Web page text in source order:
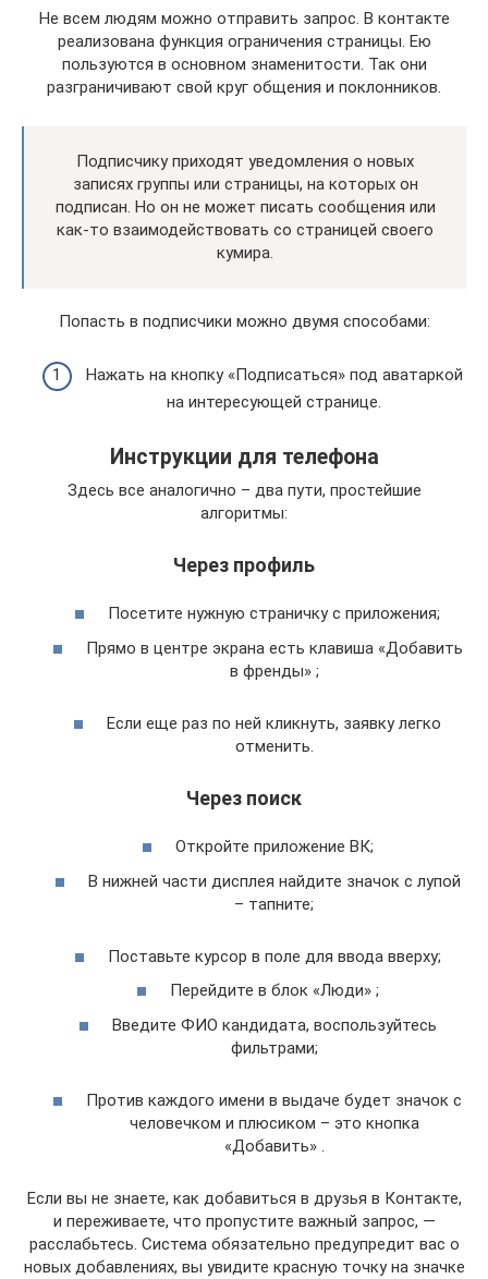
Не всем людям можно отправить запрос. В контакте
реализована функция ограничения страницы. Ею
пользуются в основном знаменитости. Так они
разграничивают свой круг общения и поклонников.
Подписчику приходят уведомления о новых
записях группы или страницы, на которых он
подписан. Но он не может писать сообщения или
как-то взаимодействовать со страницей своего
кумира.
Попасть в подписчики можно двумя способами:
Нажать на кнопку «Подписаться» под аватаркой
на интересующей странице.
Инструкции для телефона
Здесь все аналогично – два пути, простейшие
алгоритмы:
Через профиль
Посетите нужную страничку с приложения;
Прямо в центре экрана есть клавиша «Добавить
в френды» ;
Если еще раз по ней кликнуть, заявку легко
отменить.
Через поиск
Откройте приложение ВК;
В нижней части дисплея найдите значок с лупой
– тапните;
Поставьте курсор в поле для ввода вверху;
Перейдите в блок «Люди» ;
Введите ФИО кандидата, воспользуйтесь
фильтрами;
Против каждого имени в выдаче будет значок с
человечком и плюсиком – это кнопка
«Добавить» .
Если вы не знаете, как добавиться в друзья в Контакте,
и переживаете, что пропустите важный запрос, —
расслабьтесь. Система обязательно предупредит вас о
новых добавлениях, вы увидите красную точку на значке